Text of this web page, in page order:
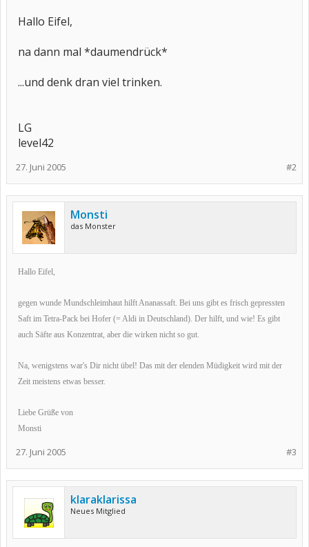
Hallo Eifel,
na dann mal *daumendrück*
...und denk dran viel trinken.
LG
level42
#2
27. Juni 2005
Monsti
das Monster
Hallo Eifel,
gegen wunde Mundschleimhaut hilft Ananassaft. Bei uns gibt es frisch gepressten
Saft im Tetra-Pack bei Hofer (= Aldi in Deutschland). Der hilft, und wie! Es gibt
auch Säfte aus Konzentrat, aber die wirken nicht so gut.
Na, wenigstens war's Dir nicht übel! Das mit der elenden Müdigkeit wird mit der
Zeit meistens etwas besser.
Liebe Grüße von
Monsti
#3
27. Juni 2005
klaraklarissa
Neues Mitglied